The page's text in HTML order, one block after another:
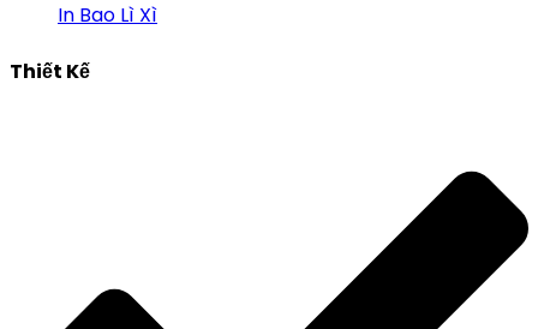
In Bao Lì Xì
Thiết Kế